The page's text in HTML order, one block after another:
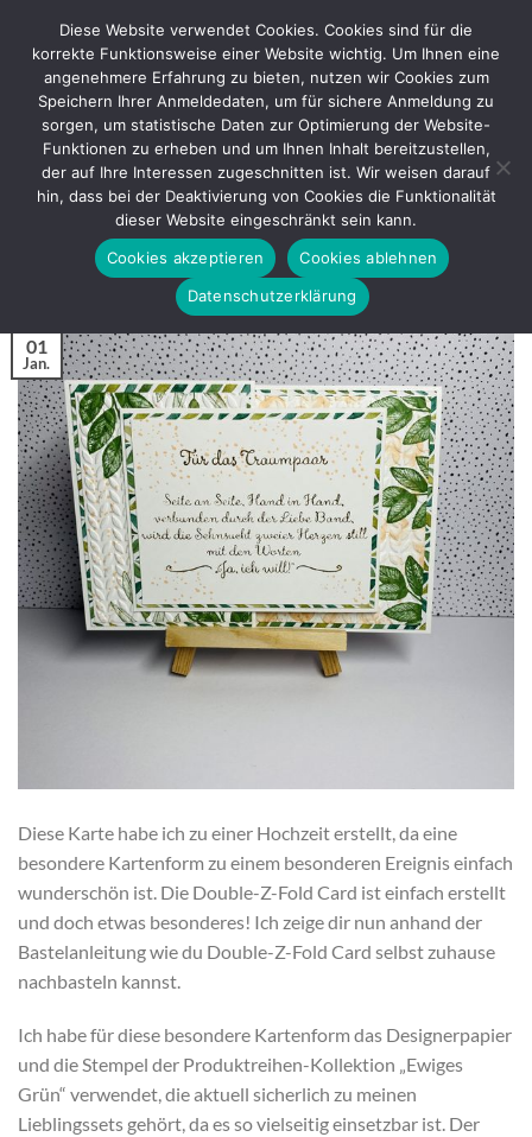
Inhalt
springen
BASTELANLEITUNG
Double-Z-Fold Card –
Bastelanleitung
VERÖFFENTLICHT AMJANUAR 1, 2021VONREGINA
01
Jan.
Diese Karte habe ich zu einer Hochzeit erstellt, da eine
besondere Kartenform zu einem besonderen Ereignis einfach
wunderschön ist. Die Double-Z-Fold Card ist einfach erstellt
und doch etwas besonderes! Ich zeige dir nun anhand der
Bastelanleitung wie du Double-Z-Fold Card selbst zuhause
nachbasteln kannst.
Ich habe für diese besondere Kartenform das Designerpapier
und die Stempel der Produktreihen-Kollektion „Ewiges
Grün“ verwendet, die aktuell sicherlich zu meinen
Lieblingssets gehört, da es so vielseitig einsetzbar ist. Der
Diese Website verwendet Cookies. Cookies sind für die
korrekte Funktionsweise einer Website wichtig. Um Ihnen eine
angenehmere Erfahrung zu bieten, nutzen wir Cookies zum
Speichern Ihrer Anmeldedaten, um für sichere Anmeldung zu
sorgen, um statistische Daten zur Optimierung der Website-
Funktionen zu erheben und um Ihnen Inhalt bereitzustellen,
der auf Ihre Interessen zugeschnitten ist. Wir weisen darauf
hin, dass bei der Deaktivierung von Cookies die Funktionalität
dieser Website eingeschränkt sein kann.
Cookies akzeptieren
Cookies ablehnen
Datenschutzerklärung